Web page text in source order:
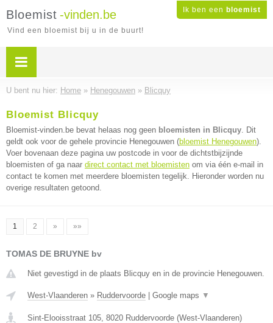
Ik ben een bloemist
Bloemist -vinden.be
Vind een bloemist bij u in de buurt!
U bent nu hier: Home » Henegouwen » Blicquy
Bloemist Blicquy
Bloemist-vinden.be bevat helaas nog geen bloemisten in Blicquy. Dit
geldt ook voor de gehele provincie Henegouwen (bloemist Henegouwen).
Voer bovenaan deze pagina uw postcode in voor de dichtstbijzijnde
bloemisten of ga naar direct contact met bloemisten om via één e-mail in
contact te komen met meerdere bloemisten tegelijk. Hieronder worden nu
overige resultaten getoond.
1 2 » »»
TOMAS DE BRUYNE bv
Niet gevestigd in de plaats Blicquy en in de provincie Henegouwen.
West-Vlaanderen » Ruddervoorde Google maps ▼
Sint-Elooisstraat 105, 8020 Ruddervoorde (West-Vlaanderen)